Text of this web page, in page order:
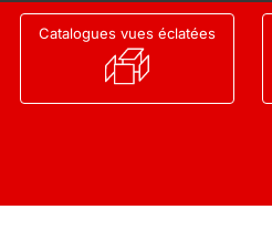
Catalogues vues éclatées